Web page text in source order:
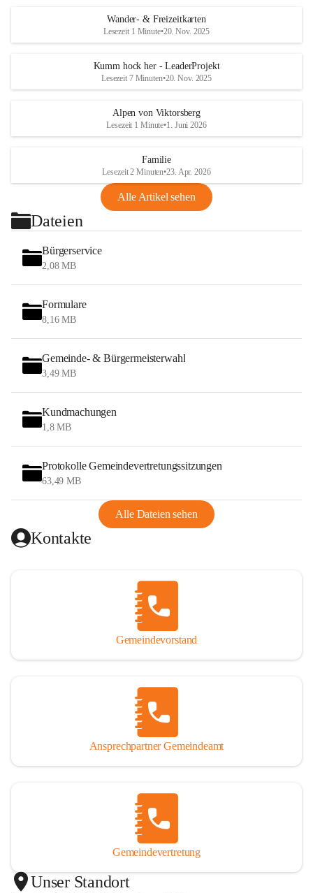
Wander- & Freizeitkarten
Lesezeit 1 Minute•20. Nov. 2025
Kumm hock her - LeaderProjekt
Lesezeit 7 Minuten•20. Nov. 2025
Alpen von Viktorsberg
Lesezeit 1 Minute•1. Juni 2026
Familie
Lesezeit 2 Minuten•23. Apr. 2026
Alle Artikel sehen
Dateien
Bürgerservice
2,08 MB
Formulare
8,16 MB
Gemeinde- & Bürgermeisterwahl
3,49 MB
Kundmachungen
1,8 MB
Protokolle Gemeindevertretungssitzungen
63,49 MB
Alle Dateien sehen
Kontakte
Gemeindevorstand
Ansprechpartner Gemeindeamt
Gemeindevertretung
Unser Standort